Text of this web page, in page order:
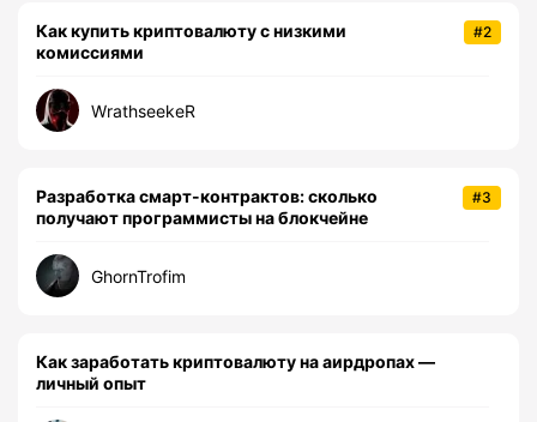
#2
Как купить криптовалюту с низкими
комиссиями
WrathseekeR
#3
Разработка смарт-контрактов: сколько
получают программисты на блокчейне
GhornTrofim
Как заработать криптовалюту на аирдропах —
личный опыт